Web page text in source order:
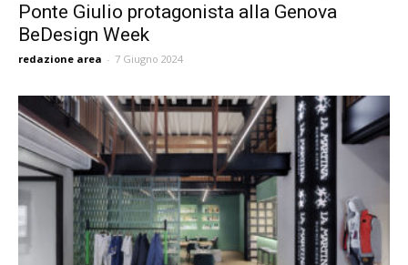
Ponte Giulio protagonista alla Genova
BeDesign Week
redazione area - 7 Giugno 2024